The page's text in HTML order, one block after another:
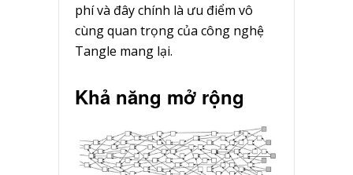
phí và đây chính là ưu điểm vô
cùng quan trọng của công nghệ
Tangle mang lại.
Khả năng mở rộng